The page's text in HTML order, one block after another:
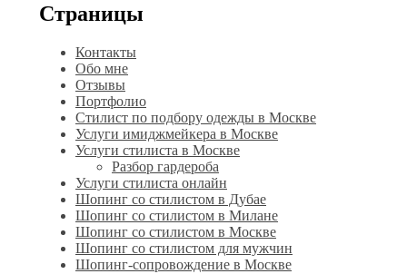
Страницы
Контакты
Обо мне
Отзывы
Портфолио
Стилист по подбору одежды в Москве
Услуги имиджмейкера в Москве
Услуги стилиста в Москве
Разбор гардероба
Услуги стилиста онлайн
Шопинг со стилистом в Дубае
Шопинг со стилистом в Милане
Шопинг со стилистом в Москве
Шопинг со стилистом для мужчин
Шопинг-сопровождение в Москве